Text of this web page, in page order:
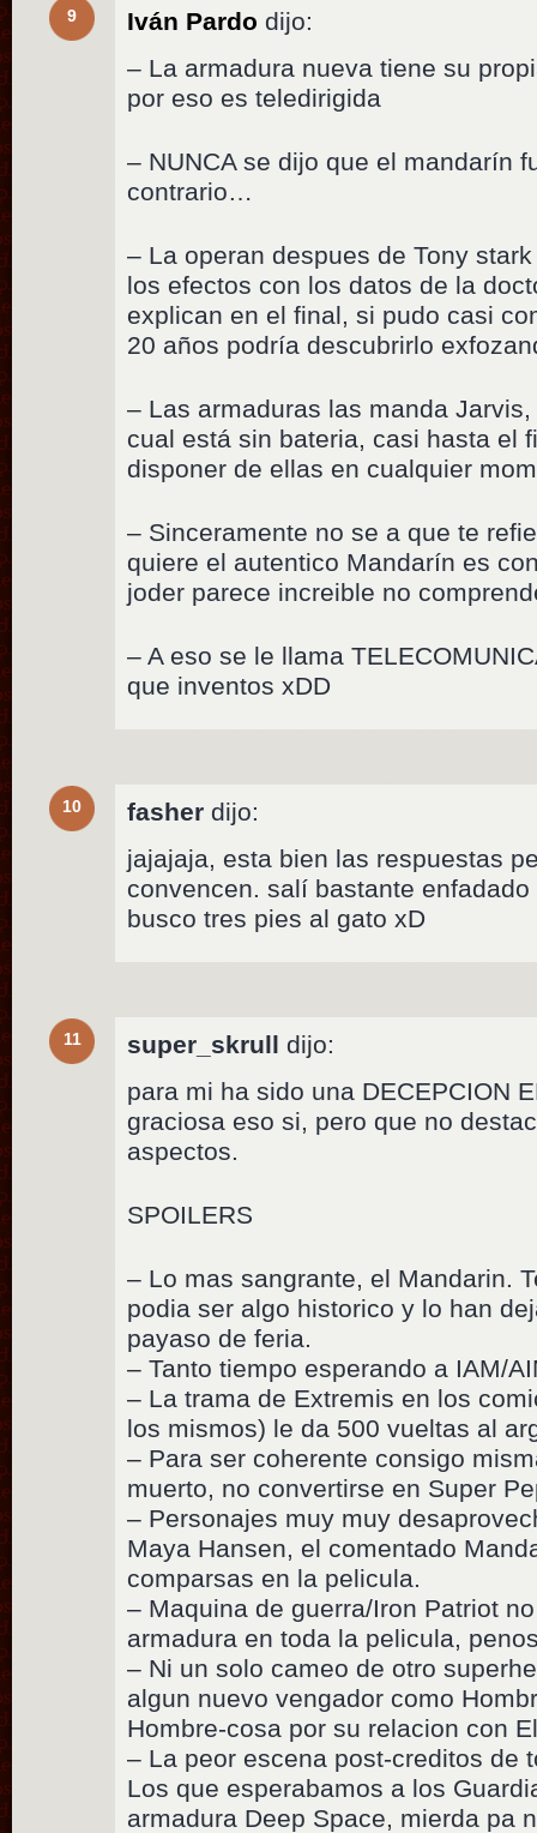
9 Iván Pardo dijo:
– La armadura nueva tiene su
por eso es teledirigida
– NUNCA se dijo que el mandarín
contrario…
– La operan despues de Tony
los efectos con los datos de la
explican en el final, si pudo casi
20 años podría descubrirlo
– Las armaduras las manda
cual está sin bateria, casi hasta el
disponer de ellas en cualquier
– Sinceramente no se a que te
quiere el autentico Mandarín es
joder parece increible no
– A eso se le llama
que inventos xDD
10 fasher dijo:
jajajaja, esta bien las respuestas
convencen. salí bastante
busco tres pies al gato xD
11 super_skrull dijo:
para mi ha sido una DECEPCION
graciosa eso si, pero que no
aspectos.
SPOILERS
– Lo mas sangrante, el Mandarin.
podia ser algo historico y lo han
payaso de feria.
– Tanto tiempo esperando a IAM/
– La trama de Extremis en los
los mismos) le da 500 vueltas al
– Para ser coherente consigo
muerto, no convertirse en Super
– Personajes muy muy
Maya Hansen, el comentado
comparsas en la pelicula.
– Maquina de guerra/Iron Patriot
armadura en toda la pelicula,
– Ni un solo cameo de otro
algun nuevo vengador como
Hombre-cosa por su relacion con
– La peor escena post-creditos de
Los que esperabamos a los
armadura Deep Space, mierda pa